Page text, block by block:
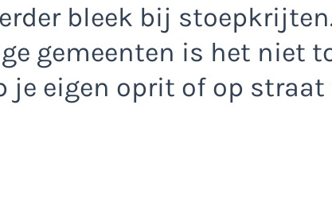
bleek bij
gemeenten is het niet
je eigen oprit of op straat